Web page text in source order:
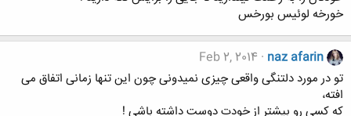
خورخه لوئیس بورخس
naz afarin
Feb 2, 2014
تو در مورد دلتنگی واقعی چیزی نمیدونی چون این تنها زمانی اتفاق می
افته،
که کسی رو بیشتر از خودت دوست داشته باشی !